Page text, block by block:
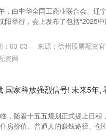
，由中华全国工商业联合会、辽
阳举行，会上发布了包括“2025
：03-03
来源：徐州股票配资
资网
国家释放强烈信号! 未来5年,
，随着十五五规划正式提上日
房价值、普通人的赚钱途径、创